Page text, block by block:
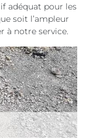
adéquat pour les
soit l’ampleur
à notre service.